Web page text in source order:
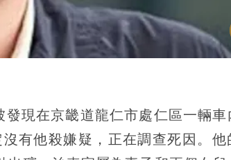
現在京畿道龍仁市處仁區一輛車
有他殺嫌疑，正在調查死因。他